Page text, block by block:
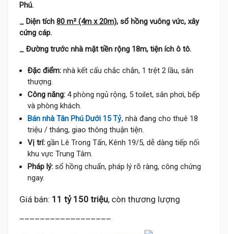
Phú.
_ Diện tích 80 m² (4m x 20m), sổ hồng vuông vức, xây
cứng cáp.
_ Đường trước nhà mặt tiền rộng 18m, tiện ích ô tô.
Đặc điểm: nhà kết cấu chắc chắn, 1 trệt 2 lầu, sân
thượng.
Công năng: 4 phòng ngủ rộng, 5 toilet, sân phơi, bếp
và phòng khách.
Bán nhà Tân Phú Dưới 15 Tỷ, nhà đang cho thuê 18
triệu / tháng, giao thông thuận tiện.
Vị trí: gần Lê Trong Tấn, Kênh 19/5, dễ dàng tiếp nối
khu vực Trung Tâm.
Pháp lý: sổ hồng chuẩn, pháp lý rõ ràng, công chứng
ngay.
Giá bán: 11 tỷ 150 triệu, còn thương lượng